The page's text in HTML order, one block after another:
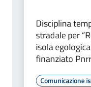
Disciplina
stradale per
isola
finanziato
Comunicazione